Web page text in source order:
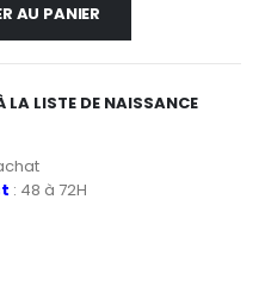
AU PANIER
LA LISTE DE NAISSANCE
: 48 à 72H